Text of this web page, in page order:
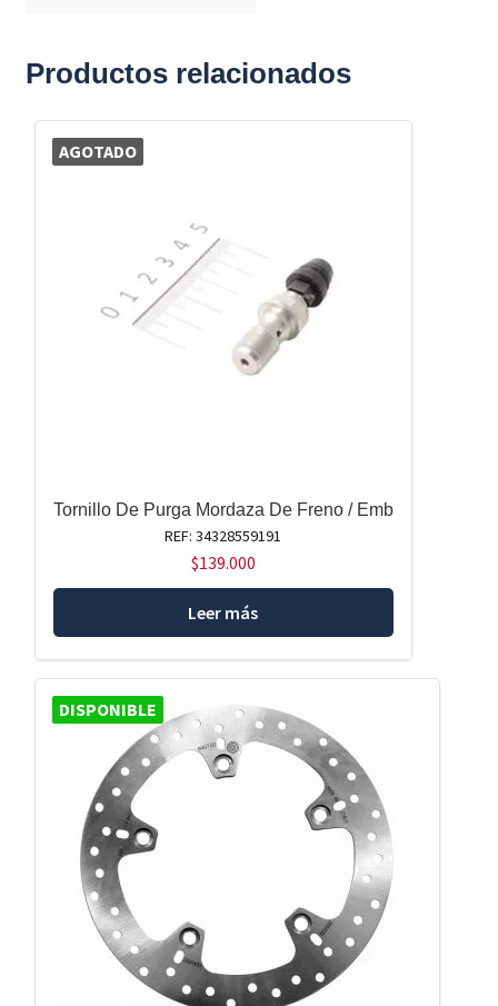
Productos relacionados
AGOTADO
Tornillo De Purga Mordaza De Freno / Emb
REF: 34328559191
$139.000
Leer más
DISPONIBLE